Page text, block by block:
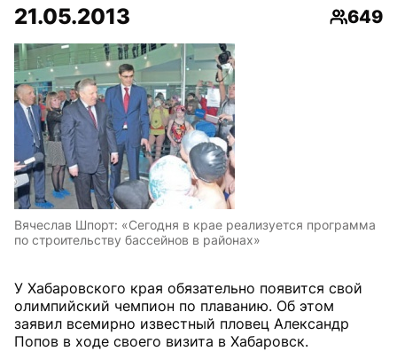
21.05.2013
649
Вячеслав Шпорт: «Сегодня в крае реализуется программа
по строительству бассейнов в районах»
У Хабаровского края обязательно появится свой
олимпийский чемпион по плаванию. Об этом
заявил всемирно известный пловец Александр
Попов в ходе своего визита в Хабаровск.